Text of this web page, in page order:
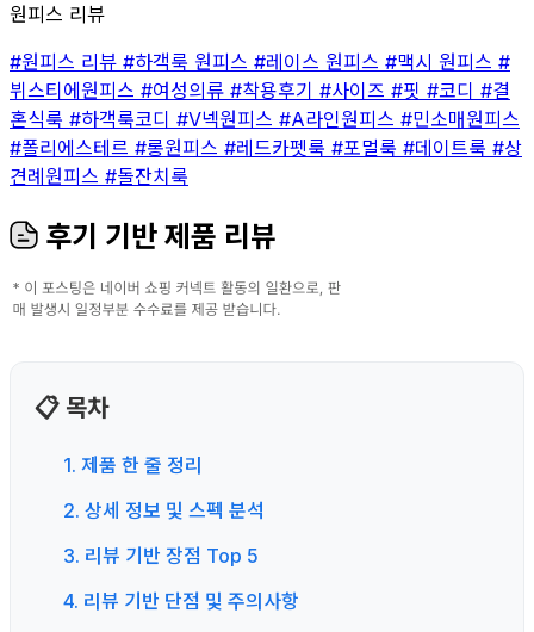
원피스 리뷰
#원피스 리뷰 #하객룩 원피스 #레이스 원피스 #맥시 원피스 #
뷔스티에원피스 #여성의류 #착용후기 #사이즈 #핏 #코디 #결
혼식룩 #하객룩코디 #V넥원피스 #A라인원피스 #민소매원피스
#폴리에스테르 #롱원피스 #레드카펫룩 #포멀룩 #데이트룩 #상
견례원피스 #돌잔치룩
후기 기반 제품 리뷰
📋 목차
1. 제품 한 줄 정리
2. 상세 정보 및 스펙 분석
3. 리뷰 기반 장점 Top 5
4. 리뷰 기반 단점 및 주의사항